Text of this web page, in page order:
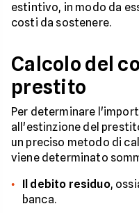
estintivo, in modo da
costi da sostenere.
Calcolo del
prestito
Per determinare
all'estinzione del
un preciso metodo di
viene determinato
Il debito residuo,
banca.